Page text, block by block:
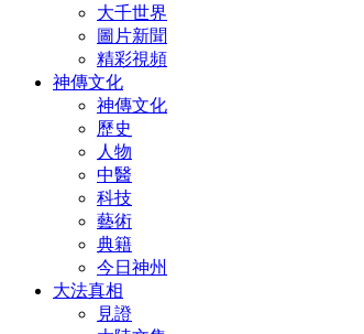
大千世界
圖片新聞
精彩視頻
神傳文化
神傳文化
歷史
人物
中醫
科技
藝術
典籍
今日神州
大法真相
見證